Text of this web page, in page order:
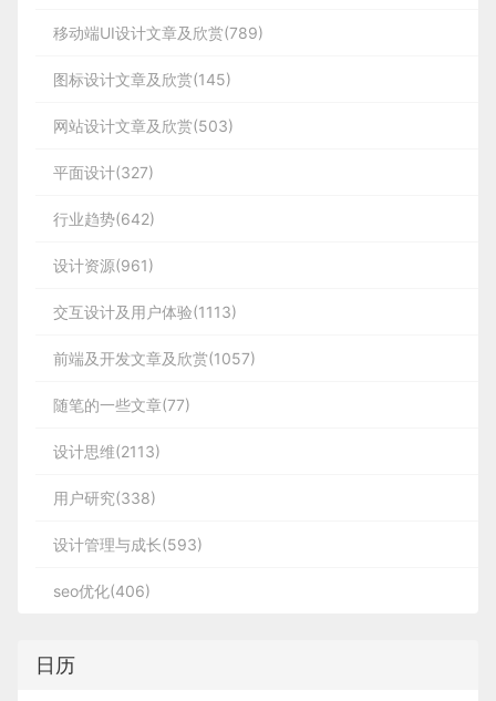
移动端UI设计文章及欣赏(789)
图标设计文章及欣赏(145)
网站设计文章及欣赏(503)
平面设计(327)
行业趋势(642)
设计资源(961)
交互设计及用户体验(1113)
前端及开发文章及欣赏(1057)
随笔的一些文章(77)
设计思维(2113)
用户研究(338)
设计管理与成长(593)
seo优化(406)
日历